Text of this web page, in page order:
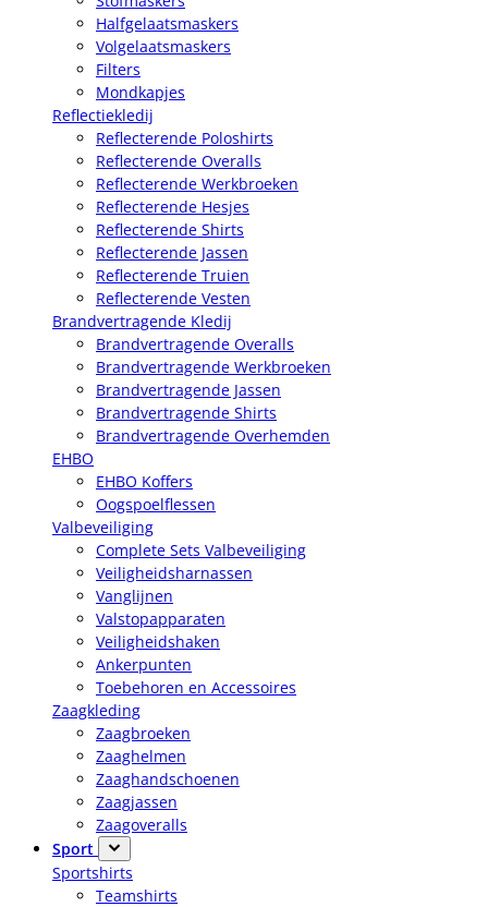
Halfgelaatsmaskers
Volgelaatsmaskers
Filters
Mondkapjes
Reflectiekledij
Reflecterende Poloshirts
Reflecterende Overalls
Reflecterende Werkbroeken
Reflecterende Hesjes
Reflecterende Shirts
Reflecterende Jassen
Reflecterende Truien
Reflecterende Vesten
Brandvertragende Kledij
Brandvertragende Overalls
Brandvertragende Werkbroeken
Brandvertragende Jassen
Brandvertragende Shirts
Brandvertragende Overhemden
EHBO
EHBO Koffers
Oogspoelflessen
Valbeveiliging
Complete Sets Valbeveiliging
Veiligheidsharnassen
Vanglijnen
Valstopapparaten
Veiligheidshaken
Ankerpunten
Toebehoren en Accessoires
Zaagkleding
Zaagbroeken
Zaaghelmen
Zaaghandschoenen
Zaagjassen
Zaagoveralls
Sport
Sportshirts
Teamshirts